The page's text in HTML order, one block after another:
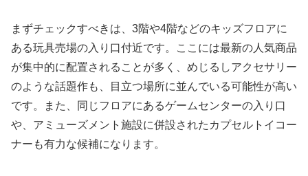
まずチェックすべきは、3階や4階などのキッズフロアに
ある玩具売場の入り口付近です。ここには最新の人気商品
が集中的に配置されることが多く、めじるしアクセサリー
のような話題作も、目立つ場所に並んでいる可能性が高い
です。また、同じフロアにあるゲームセンターの入り口
や、アミューズメント施設に併設されたカプセルトイコー
ナーも有力な候補になります。